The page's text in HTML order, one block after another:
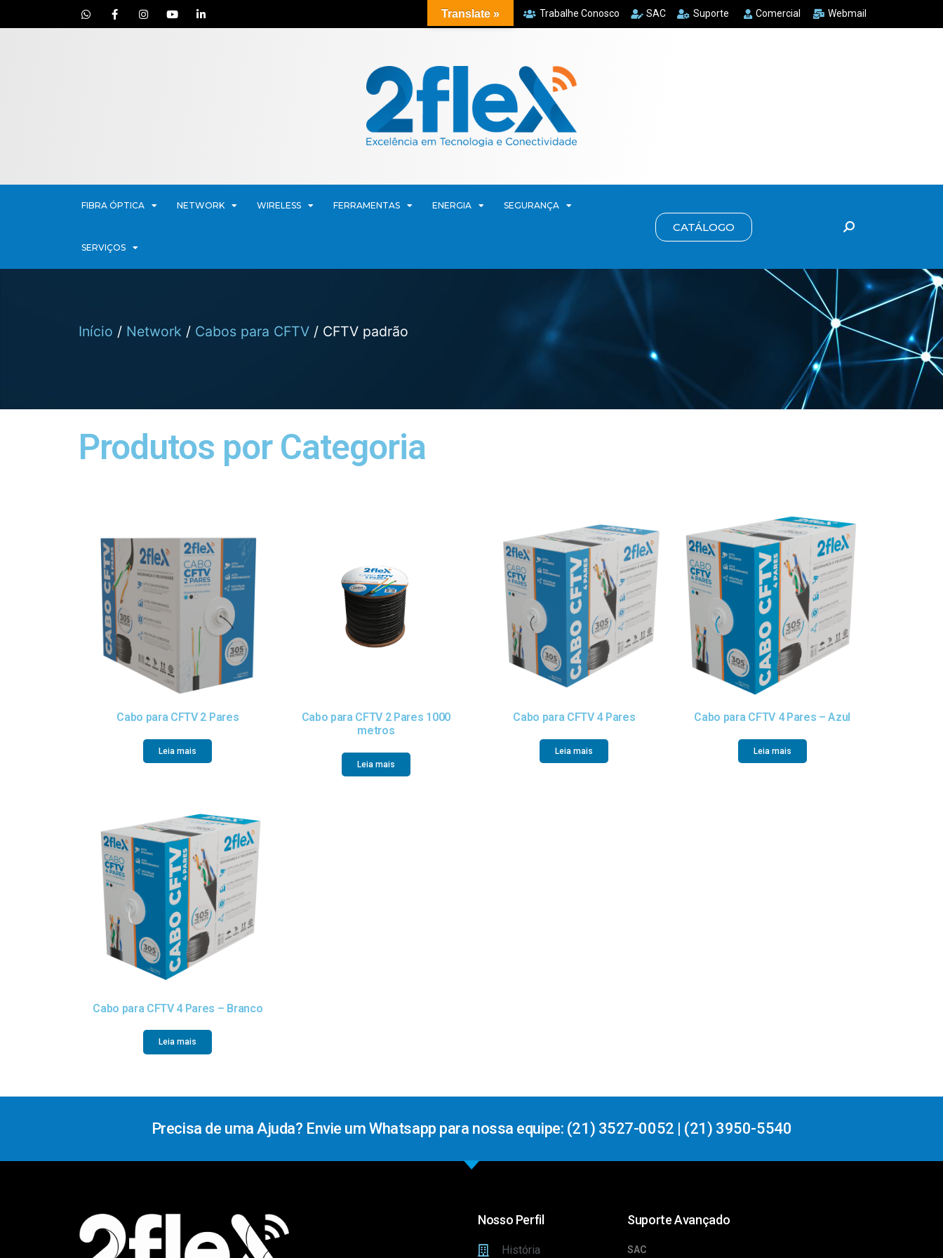
Trabalhe Conosco SAC Suporte Comercial Webmail
FIBRA ÓPTICA NETWORK WIRELESS FERRAMENTAS ENERGIA SEGURANÇA
SERVIÇOS
CATÁLOGO
Início / Network / Cabos para CFTV / CFTV padrão
Produtos por Categoria
Cabo para CFTV 2 Pares
Leia mais
Cabo para CFTV 2 Pares 1000
metros
Leia mais
Cabo para CFTV 4 Pares
Leia mais
Cabo para CFTV 4 Pares – Azul
Leia mais
Cabo para CFTV 4 Pares – Branco
Leia mais
Precisa de uma Ajuda? Envie um Whatsapp para nossa equipe: (21) 3527-0052 | (21) 3950-5540
Nosso Perfil
História
Suporte Avançado
SAC
Translate »